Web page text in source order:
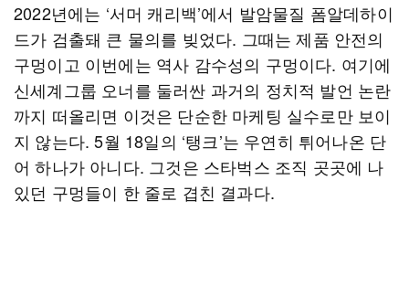
2022년에는 ‘서머 캐리백’에서 발암물질 폼알데하이
드가 검출돼 큰 물의를 빚었다. 그때는 제품 안전의
구멍이고 이번에는 역사 감수성의 구멍이다. 여기에
신세계그룹 오너를 둘러싼 과거의 정치적 발언 논란
까지 떠올리면 이것은 단순한 마케팅 실수로만 보이
지 않는다. 5월 18일의 ‘탱크’는 우연히 튀어나온 단
어 하나가 아니다. 그것은 스타벅스 조직 곳곳에 나
있던 구멍들이 한 줄로 겹친 결과다.